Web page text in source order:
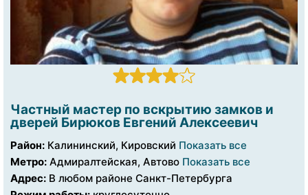
Частный мастер по вскрытию замков и
дверей Бирюков Евгений Алексеевич
Район: Калининский, Кировский Показать все
Метро: Адмиралтейская, Автово Показать все
Адрес: В любом районе Санкт-Петербурга